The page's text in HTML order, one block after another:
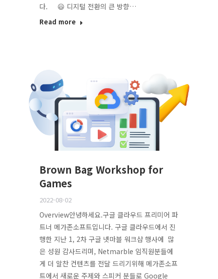
다. 😃 디지털 전환의 큰 방향…
Read more
Brown Bag Workshop for
Games
2022-08-02
Overview안녕하세요.구글 클라우드 프리미어 파
트너 메가존소프트입니다. 구글 클라우드에서 진
행한 지난 1, 2차 구글 넷마블 워크샵 행사에 많
은 성원 감사드리며, Netmarble 임직원분들에
게 더 알찬 컨텐츠를 전달 드리기위해 메가존소프
트에서 새로운 주제와 스피커 분들로 Google